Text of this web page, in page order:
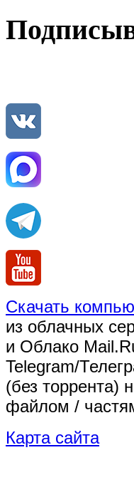
Скачать
из облачных
и Облако
Telegram/
(без торрента)
файлом /
Карта сайта